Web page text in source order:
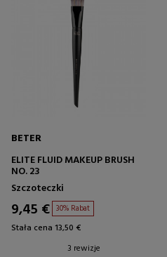
BETER
ELITE FLUID MAKEUP BRUSH
NO. 23
Szczoteczki
9,45 € 30% Rabat
Stała cena 13,50 €
3 rewizje